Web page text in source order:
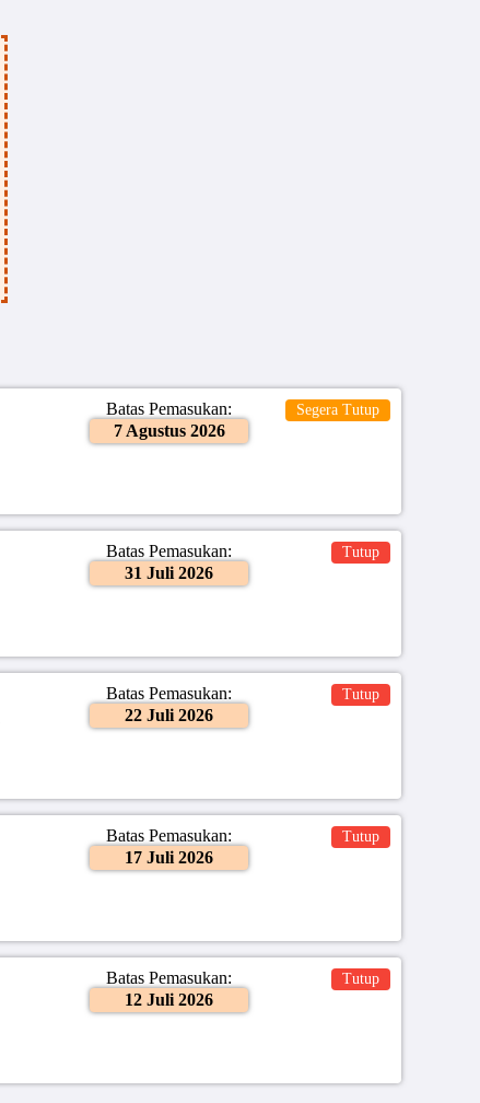
Batas Pemasukan:
7 Agustus 2026
Segera Tutup
Batas Pemasukan:
31 Juli 2026
Tutup
Batas Pemasukan:
22 Juli 2026
Tutup
Batas Pemasukan:
17 Juli 2026
Tutup
Batas Pemasukan:
12 Juli 2026
Tutup